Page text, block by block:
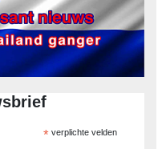
*verplichte velden